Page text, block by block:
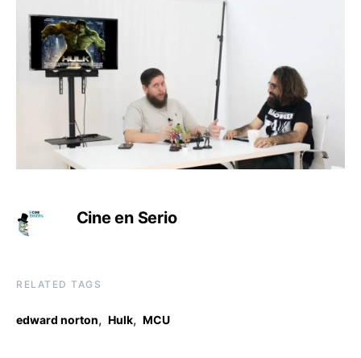
Cine en Serio
RELATED TAGS
edward norton, Hulk, MCU